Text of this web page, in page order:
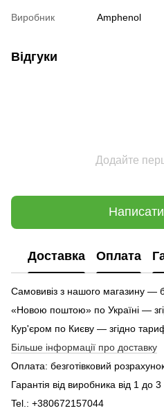
Виробник Amphenol
Відгуки
Додайте
Написати
Доставка Оплата
Самовивіз з нашого магазину —
«Новою поштою» по Україні —
Кур'єром по Києву — згідно
Більше інформації про доставку
Оплата: безготівковий
Гарантія від виробника від 1 до 3
Tel.: +380672157044